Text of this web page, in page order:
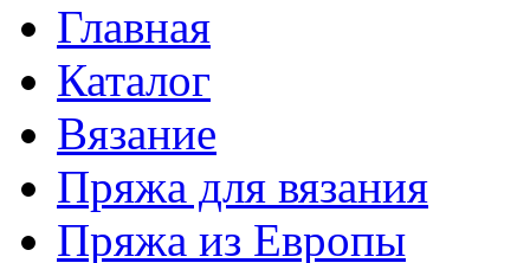
Главная
Каталог
Вязание
Пряжа для вязания
Пряжа из Европы